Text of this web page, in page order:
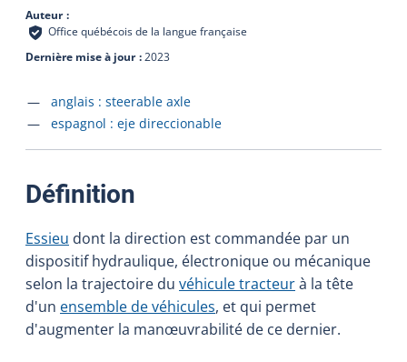
Auteur
Office québécois de la langue française
Dernière mise à jour 2023
Accéder à la fiche en
anglais : steerable axle
Accéder à la fiche en
espagnol : eje direccionable
Définition
Essieu dont la direction est commandée par un
dispositif hydraulique, électronique ou mécanique
selon la trajectoire du véhicule tracteurà la tête
d'un ensemble de véhicules, et qui permet
d'augmenter la manœuvrabilité de ce dernier.